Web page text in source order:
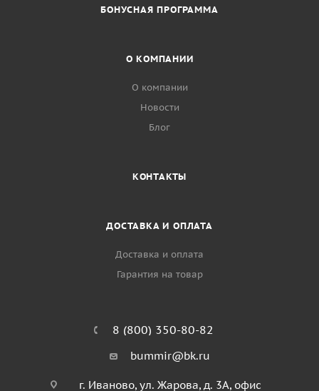
БОНУСНАЯ ПРОГРАММА
О КОМПАНИИ
О компании
Новости
Блог
КОНТАКТЫ
ДОСТАВКА И ОПЛАТА
Доставка и оплата
Гарантия на товар
8 (800) 350-80-82
bummir@bk.ru
г. Иваново, ул. Жарова, д. 3А, офис